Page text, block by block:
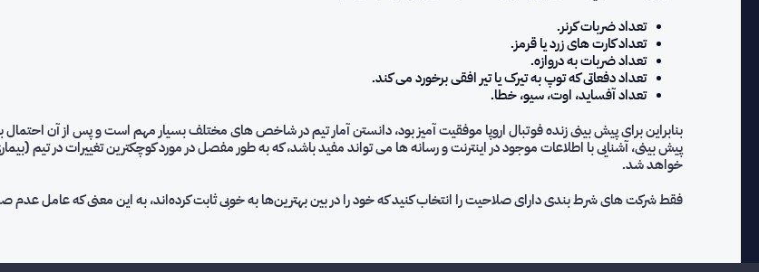
تعداد ضربات کرنر.
تعداد کارت های زرد یا قرمز.
تعداد ضربات به دروازه.
تعداد دفعاتی که توپ به تیرک یا تیر افقی برخورد می کند.
تعداد آفساید، اوت، سیو، خطا.
بنابراین برای پیش بینی زنده فوتبال اروپا موفقيت آميز بود، دانستن آمار تیم در شاخص های مختلف بسیار مهم است و پس از آن
پیش بینی، آشنایی با اطلاعات موجود در اینترنت و رسانه ها می تواند مفید باشد، که به طور مفصل در مورد کوچکترین تغییرات در تیم
خواهد شد.
فقط شركت هاى شرط بندى دارای صلاحيت را انتخاب کنید که خود را در بین بهترین‌ها به خوبی ثابت کرده‌اند، به این معنی که عامل